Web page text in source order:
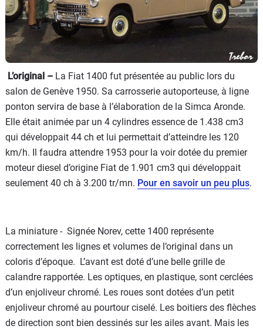
L’original – La Fiat 1400 fut présentée au public lors du
salon de Genève 1950. Sa carrosserie autoporteuse, à ligne
ponton servira de base à l’élaboration de la Simca Aronde.
Elle était animée par un 4 cylindres essence de 1.438 cm3
qui développait 44 ch et lui permettait d’atteindre les 120
km/h. Il faudra attendre 1953 pour la voir dotée du premier
moteur diesel d’origine Fiat de 1.901 cm3 qui développait
seulement 40 ch à 3.200 tr/mn. Pour en savoir un peu plus.
La miniature - Signée Norev, cette 1400 représente
correctement les lignes et volumes de l’original dans un
coloris d’époque. L’avant est doté d’une belle grille de
calandre rapportée. Les optiques, en plastique, sont cerclées
d’un enjoliveur chromé. Les roues sont dotées d’un petit
enjoliveur chromé au pourtour ciselé. Les boitiers des flèches
de direction sont bien dessinés sur les ailes avant. Mais les